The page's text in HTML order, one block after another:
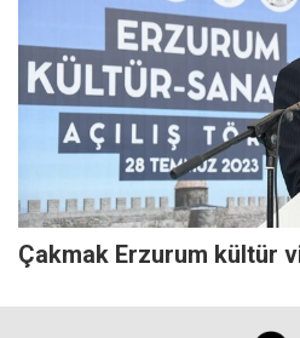
Çakmak Erzurum kültür